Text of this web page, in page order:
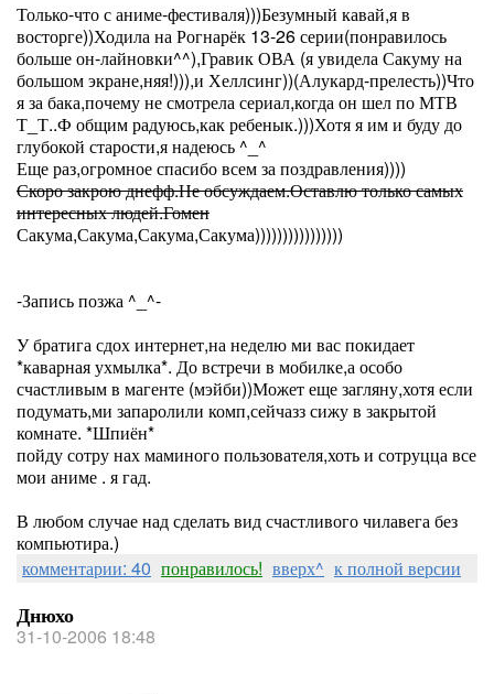
Только-что с аниме-фестиваля)))Безумный кавай,я в
восторге))Ходила на Рогнарёк 13-26 серии(понравилось
больше он-лайновки^^),Гравик ОВА (я увидела Сакуму на
большом экране,няя!))),и Хеллсинг))(Алукард-прелесть))Что
я за бака,почему не смотрела сериал,когда он шел по МТВ
Т_Т..Ф общим радуюсь,как ребенык.)))Хотя я им и буду до
глубокой старости,я надеюсь ^_^
Еще раз,огромное спасибо всем за поздравления))))
Скоро закрою днефф.Не обсуждаем.Оставлю только самых
интересных людей.Гомен
Сакума,Сакума,Сакума,Сакума))))))))))))))))
-Запись позжа ^_^-
У братига сдох интернет,на неделю ми вас покидает
*каварная ухмылка*. До встречи в мобилке,а особо
счастливым в магенте (мэйби))Может еще загляну,хотя если
подумать,ми запаролили комп,сейчазз сижу в закрытой
комнате. *Шпиён*
пойду сотру нах маминого пользователя,хоть и сотруцца все
мои аниме . я гад.
В любом случае над сделать вид счастливого чилавега без
компьютира.)
комментарии: 40 понравилось! вверх^ к полной версии
Днюхо
31-10-2006 18:48